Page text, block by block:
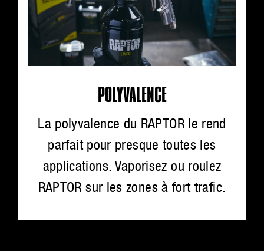
POLYVALENCE
La polyvalence du RAPTOR le rend
parfait pour presque toutes les
applications. Vaporisez ou roulez
RAPTOR sur les zones à fort trafic.